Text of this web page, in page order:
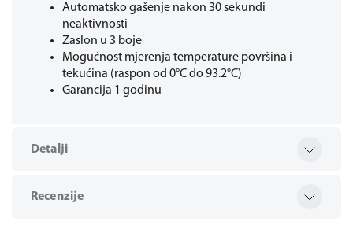
Automatsko gašenje nakon 30 sekundi
neaktivnosti
Zaslon u 3 boje
Mogućnost mjerenja temperature površina i
tekućina (raspon od 0°C do 93.2°C)
Garancija 1 godinu
Detalji
Recenzije